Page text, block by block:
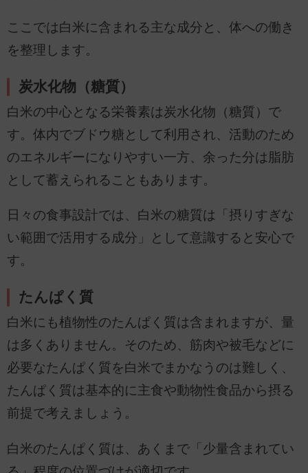
ここでは白米に含まれる主な成分と、体への働き
を整理します。
炭水化物（糖質）
白米の中心となる栄養素は炭水化物（糖質）で
す。体内でブドウ糖として利用され、活動のため
のエネルギーになりやすい一方、余った分は脂肪
として蓄えられることもあります。
日々の食事設計では、白米の糖質は「摂りすぎな
い範囲で活用する成分」として意識すると安心で
す。
たんぱく質
白米にも植物性のたんぱく質は含まれますが、量
は多くありません。そのため、筋肉や被毛などに
必要なたんぱく質を白米でまかなうのは難しく、
たんぱく質は基本的に主食や動物性食品から摂る
前提で考えましょう。
白米のたんぱく質は、あくまで「少量含まれてい